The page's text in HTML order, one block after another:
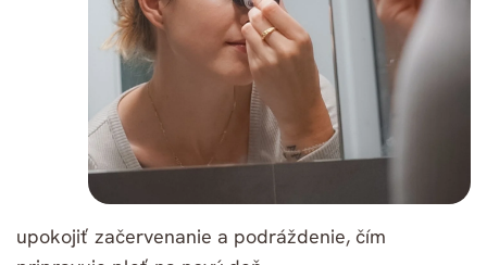
upokojiť začervenanie a podráždenie, čím